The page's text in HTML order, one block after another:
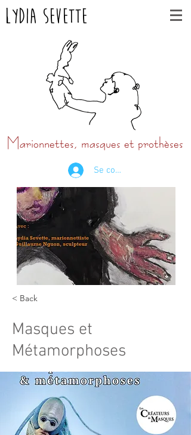
Lydia Sevette
Marionnettes, masques et prothèses
Se connecter
< Back
Masques et
Métamorphoses